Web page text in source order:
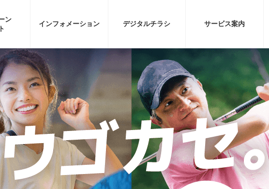
ン
インフォ メーション デジタルチラシ サービス案内